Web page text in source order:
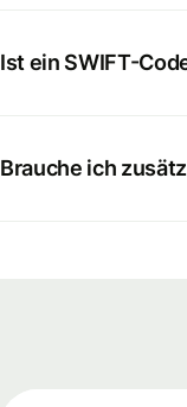
Ist ein SWIFT-
Brauche ich